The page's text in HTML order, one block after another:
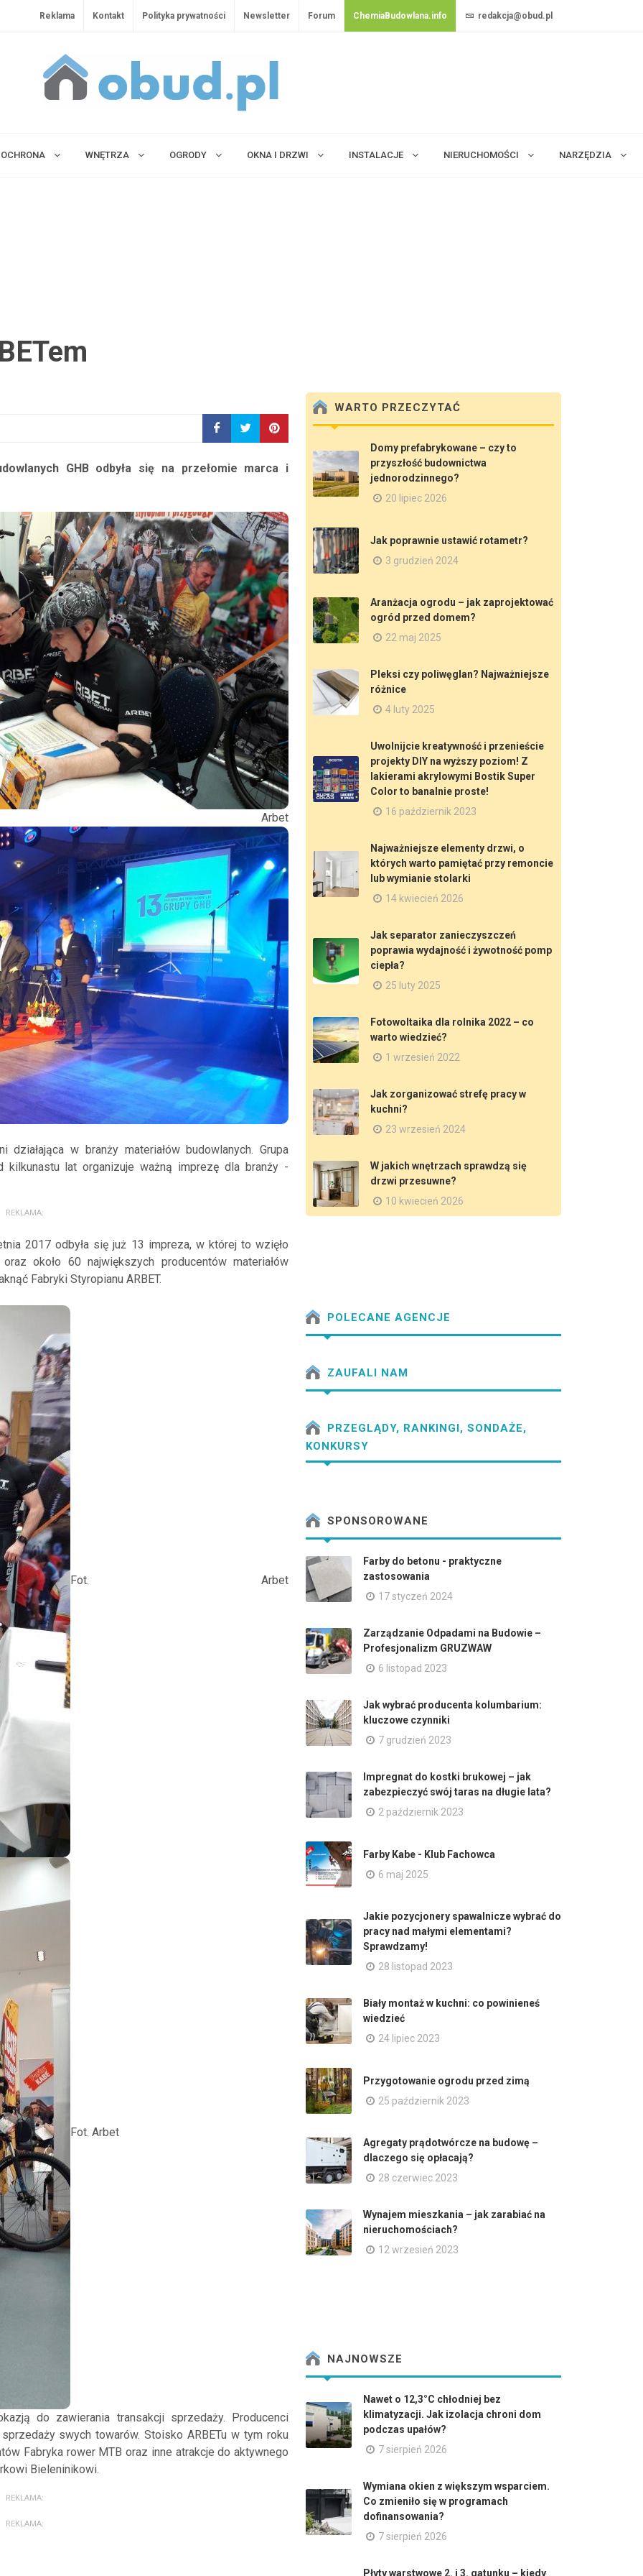
Reklama Kontakt Polityka prywatności Newsletter Forum ChemiaBudowlana.info redakcja@obud.pl
OCHRONA WNĘTRZA OGRODY OKNA I DRZWI INSTALACJE NIERUCHOMOŚCI NARZĘDZIA
GHB odbyła się na przełomie marca i
w branży materiałów budowlanych. Grupa
kilkunastu lat organizuje ważną imprezę dla branży -
REKLAMA:
2017 odbyła się już 13 impreza, w której to wzięło
około 60 największych producentów materiałów
Fabryki Styropianu ARBET.
Fot. Arbet
Fot. Arbet
do zawierania transakcji sprzedaży. Producenci
swych towarów. Stoisko ARBETu w tym roku
Fabryka rower MTB oraz inne atrakcje do aktywnego
Bieleninikowi.
REKLAMA:
REKLAMA:
WARTO PRZECZYTAĆ
Domy prefabrykowane – czy to
przyszłość budownictwa
jednorodzinnego?
20 lipiec 2026
Jak poprawnie ustawić rotametr?
3 grudzień 2024
Aranżacja ogrodu – jak zaprojektować
ogród przed domem?
22 maj 2025
Pleksi czy poliwęglan? Najważniejsze
różnice
4 luty 2025
Uwolnijcie kreatywność i przenieście
projekty DIY na wyższy poziom! Z
lakierami akrylowymi Bostik Super
Color to banalnie proste!
16 październik 2023
Najważniejsze elementy drzwi, o
których warto pamiętać przy remoncie
lub wymianie stolarki
14 kwiecień 2026
Jak separator zanieczyszczeń
poprawia wydajność i żywotność pomp
ciepła?
25 luty 2025
Fotowoltaika dla rolnika 2022 – co
warto wiedzieć?
1 wrzesień 2022
Jak zorganizować strefę pracy w
kuchni?
23 wrzesień 2024
W jakich wnętrzach sprawdzą się
drzwi przesuwne?
10 kwiecień 2026
POLECANE AGENCJE
ZAUFALI NAM
PRZEGLĄDY, RANKINGI, SONDAŻE,
KONKURSY
SPONSOROWANE
Farby do betonu - praktyczne
zastosowania
17 styczeń 2024
Zarządzanie Odpadami na Budowie –
Profesjonalizm GRUZWAW
6 listopad 2023
Jak wybrać producenta kolumbarium:
kluczowe czynniki
7 grudzień 2023
Impregnat do kostki brukowej – jak
zabezpieczyć swój taras na długie lata?
2 październik 2023
Farby Kabe - Klub Fachowca
6 maj 2025
Jakie pozycjonery spawalnicze wybrać do
pracy nad małymi elementami?
Sprawdzamy!
28 listopad 2023
Biały montaż w kuchni: co powinieneś
wiedzieć
24 lipiec 2023
Przygotowanie ogrodu przed zimą
25 październik 2023
Agregaty prądotwórcze na budowę –
dlaczego się opłacają?
28 czerwiec 2023
Wynajem mieszkania – jak zarabiać na
nieruchomościach?
12 wrzesień 2023
NAJNOWSZE
Nawet o 12,3°C chłodniej bez
klimatyzacji. Jak izolacja chroni dom
podczas upałów?
7 sierpień 2026
Wymiana okien z większym wsparciem.
Co zmieniło się w programach
dofinansowania?
7 sierpień 2026
Płyty warstwowe 2. i 3. gatunku – kiedy